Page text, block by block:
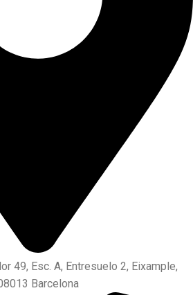
49, Esc. A, Entresuelo 2, Eixample,
Barcelona